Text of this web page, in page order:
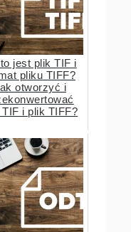
jest plik TIF i
pliku TIFF?
otworzyć i
TIF i plik TIFF?